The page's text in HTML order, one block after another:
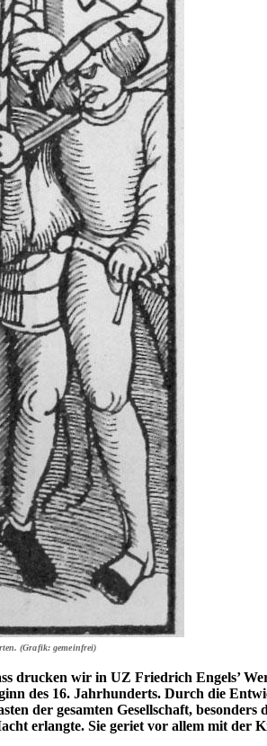
(Grafik: gemeinfrei)
drucken wir in UZ Friedrich Engels’
des 16. Jahrhunderts. Durch die
der gesamten Gesellschaft,
erlangte. Sie geriet vor allem mit